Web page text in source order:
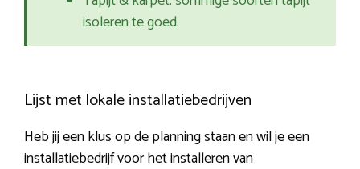
isoleren te goed.
Lijst met lokale installatiebedrijven
Heb jij een klus op de planning staan en wil je een
installatiebedrijf voor het installeren van